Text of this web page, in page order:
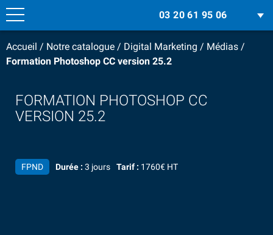
03 20 61 95 06
Accueil / Notre catalogue / Digital Marketing / Médias /
Formation Photoshop CC version 25.2
FORMATION PHOTOSHOP CC
VERSION 25.2
FPND Durée : 3 jours Tarif : 1760€ HT